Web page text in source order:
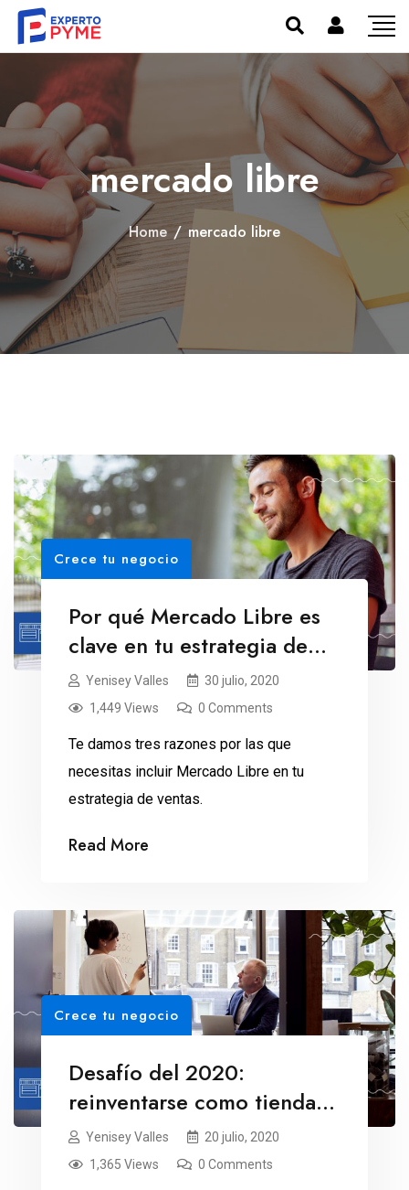
mercado libre
Home / mercado libre
Crece tu negocio
Por qué Mercado Libre es
clave en tu estrategia de
ventas
Yenisey Valles
30 julio, 2020
1,449 Views
0 Comments
Te damos tres razones por las que
necesitas incluir Mercado Libre en tu
estrategia de ventas.
Read More
Crece tu negocio
Desafío del 2020:
reinventarse como tienda
online
Yenisey Valles
20 julio, 2020
1,365 Views
0 Comments